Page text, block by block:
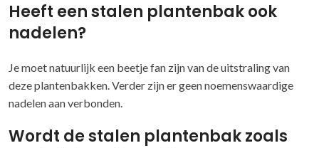
Heeft een stalen plantenbak ook
nadelen?
Je moet natuurlijk een beetje fan zijn van de uitstraling van
deze plantenbakken. Verder zijn er geen noemenswaardige
nadelen aan verbonden.
Wordt de stalen plantenbak zoals